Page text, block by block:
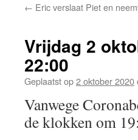
← Eric verslaat Piet en
Vrijdag 2
22:00
Geplaatst op2 oktober 2020
Vanwege
de klokken om